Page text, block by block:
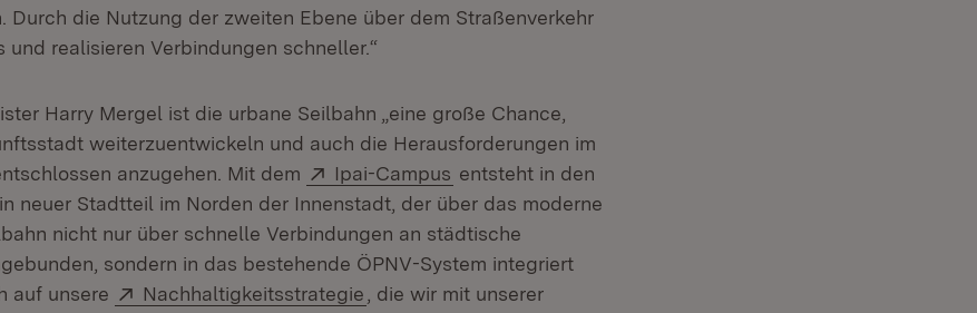
Durch die Nutzung der zweiten Ebene über dem Straßenverkehr
und realisieren Verbindungen schneller.“
Harry Mergel ist die urbane Seilbahn „eine große Chance,
weiterzuentwickeln und auch die Herausforderungen im
anzugehen. Mit dem
Extern:
Ipai-Campus (Öffnet in neuem Fenster)
entsteht in den
neuer Stadtteil im Norden der Innenstadt, der über das moderne
nicht nur über schnelle Verbindungen an städtische
sondern in das bestehende ÖPNV-System integriert
auf unsere
Extern:
Nachhaltigkeitsstrategie (Öffnet in neuem Fenster)
, die wir mit unserer